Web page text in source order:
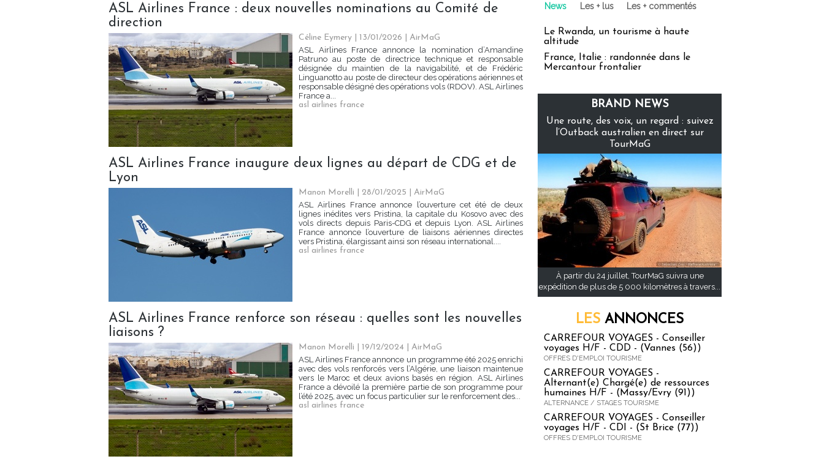
ASL Airlines France : deux nouvelles nominations au Comité de
direction
Céline Eymery | 13/01/2026
AirMaG
ASL Airlines France annonce la nomination d’Amandine
Patruno au poste de directrice technique et responsable
désignée du maintien de la navigabilité, et de Frédéric
Linguanotto au poste de directeur des opérations aériennes et
responsable désigné des opérations vols (RDOV). ASL Airlines
France a...
asl airlines france
ASL Airlines France inaugure deux lignes au départ de CDG et de
Lyon
Manon Morelli | 28/01/2025
AirMaG
ASL Airlines France annonce l’ouverture cet été de deux
lignes inédites vers Pristina, la capitale du Kosovo avec des
vols directs depuis Paris-CDG et depuis Lyon. ASL Airlines
France annonce l’ouverture de liaisons aériennes directes
vers Pristina, élargissant ainsi son réseau international....
asl airlines france
ASL Airlines France renforce son réseau : quelles sont les nouvelles
liaisons ?
Manon Morelli | 19/12/2024
AirMaG
ASL Airlines France annonce un programme été 2025 enrichi
avec des vols renforcés vers l’Algérie, une liaison maintenue
vers le Maroc et deux avions basés en région. ASL Airlines
France a dévoilé la première partie de son programme pour
l’été 2025, avec un focus particulier sur le renforcement des...
asl airlines france
News Les + lus Les + commentés
Le Rwanda, un tourisme à haute
altitude
France, Italie : randonnée dans le
Mercantour frontalier
BRAND NEWS
Une route, des voix, un regard : suivez
l’Outback australien en direct sur
TourMaG
À partir du 24 juillet, TourMaG suivra une
expédition de plus de 5 000 kilomètres à travers...
LES ANNONCES
CARREFOUR VOYAGES - Conseiller
voyages H/F - CDD - (Vannes (56))
OFFRES D'EMPLOI TOURISME
CARREFOUR VOYAGES -
Alternant(e) Chargé(e) de ressources
humaines H/F - (Massy/Evry (91))
ALTERNANCE / STAGES TOURISME
CARREFOUR VOYAGES - Conseiller
voyages H/F - CDI - (St Brice (77))
OFFRES D'EMPLOI TOURISME